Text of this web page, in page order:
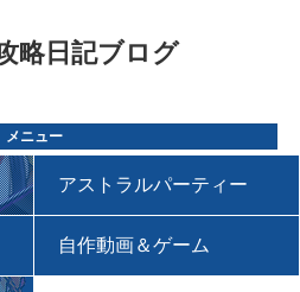
略日記ブログ
メニュー
アストラルパーティー
自作動画＆ゲーム